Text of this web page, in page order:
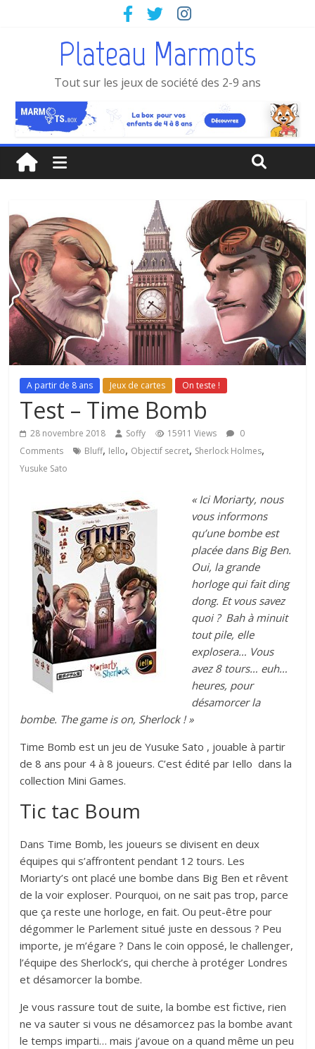
Plateau Marmots
Tout sur les jeux de société des 2-9 ans
A partir de 8 ans Jeux de cartes On teste !
Test – Time Bomb
28 novembre 2018 Soffy 15911 Views
0
Comments
Bluff, Iello, Objectif secret, Sherlock Holmes,
Yusuke Sato
« Ici Moriarty, nous
vous informons
qu’une bombe est
placée dans Big Ben.
Oui, la grande
horloge qui fait ding
dong. Et vous savez
quoi ? Bah à minuit
tout pile, elle
explosera… Vous
avez 8 tours… euh…
heures, pour
désamorcer la
bombe. The game is on, Sherlock ! »
Time Bomb est un jeu de Yusuke Sato , jouable à partir
de 8 ans pour 4 à 8 joueurs. C’est édité par Iello dans la
collection Mini Games.
Tic tac Boum
Dans Time Bomb, les joueurs se divisent en deux
équipes qui s’affrontent pendant 12 tours. Les
Moriarty’s ont placé une bombe dans Big Ben et rêvent
de la voir exploser. Pourquoi, on ne sait pas trop, parce
que ça reste une horloge, en fait. Ou peut-être pour
dégommer le Parlement situé juste en dessous ? Peu
importe, je m’égare ? Dans le coin opposé, le challenger,
l’équipe des Sherlock’s, qui cherche à protéger Londres
et désamorcer la bombe.
Je vous rassure tout de suite, la bombe est fictive, rien
ne va sauter si vous ne désamorcez pas la bombe avant
le temps imparti… mais j’avoue on a quand même un peu